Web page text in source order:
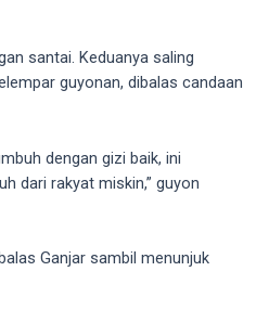
santai. Keduanya saling
guyonan, dibalas candaan
dengan gizi baik, ini
dari rakyat miskin,” guyon
Ganjar sambil menunjuk